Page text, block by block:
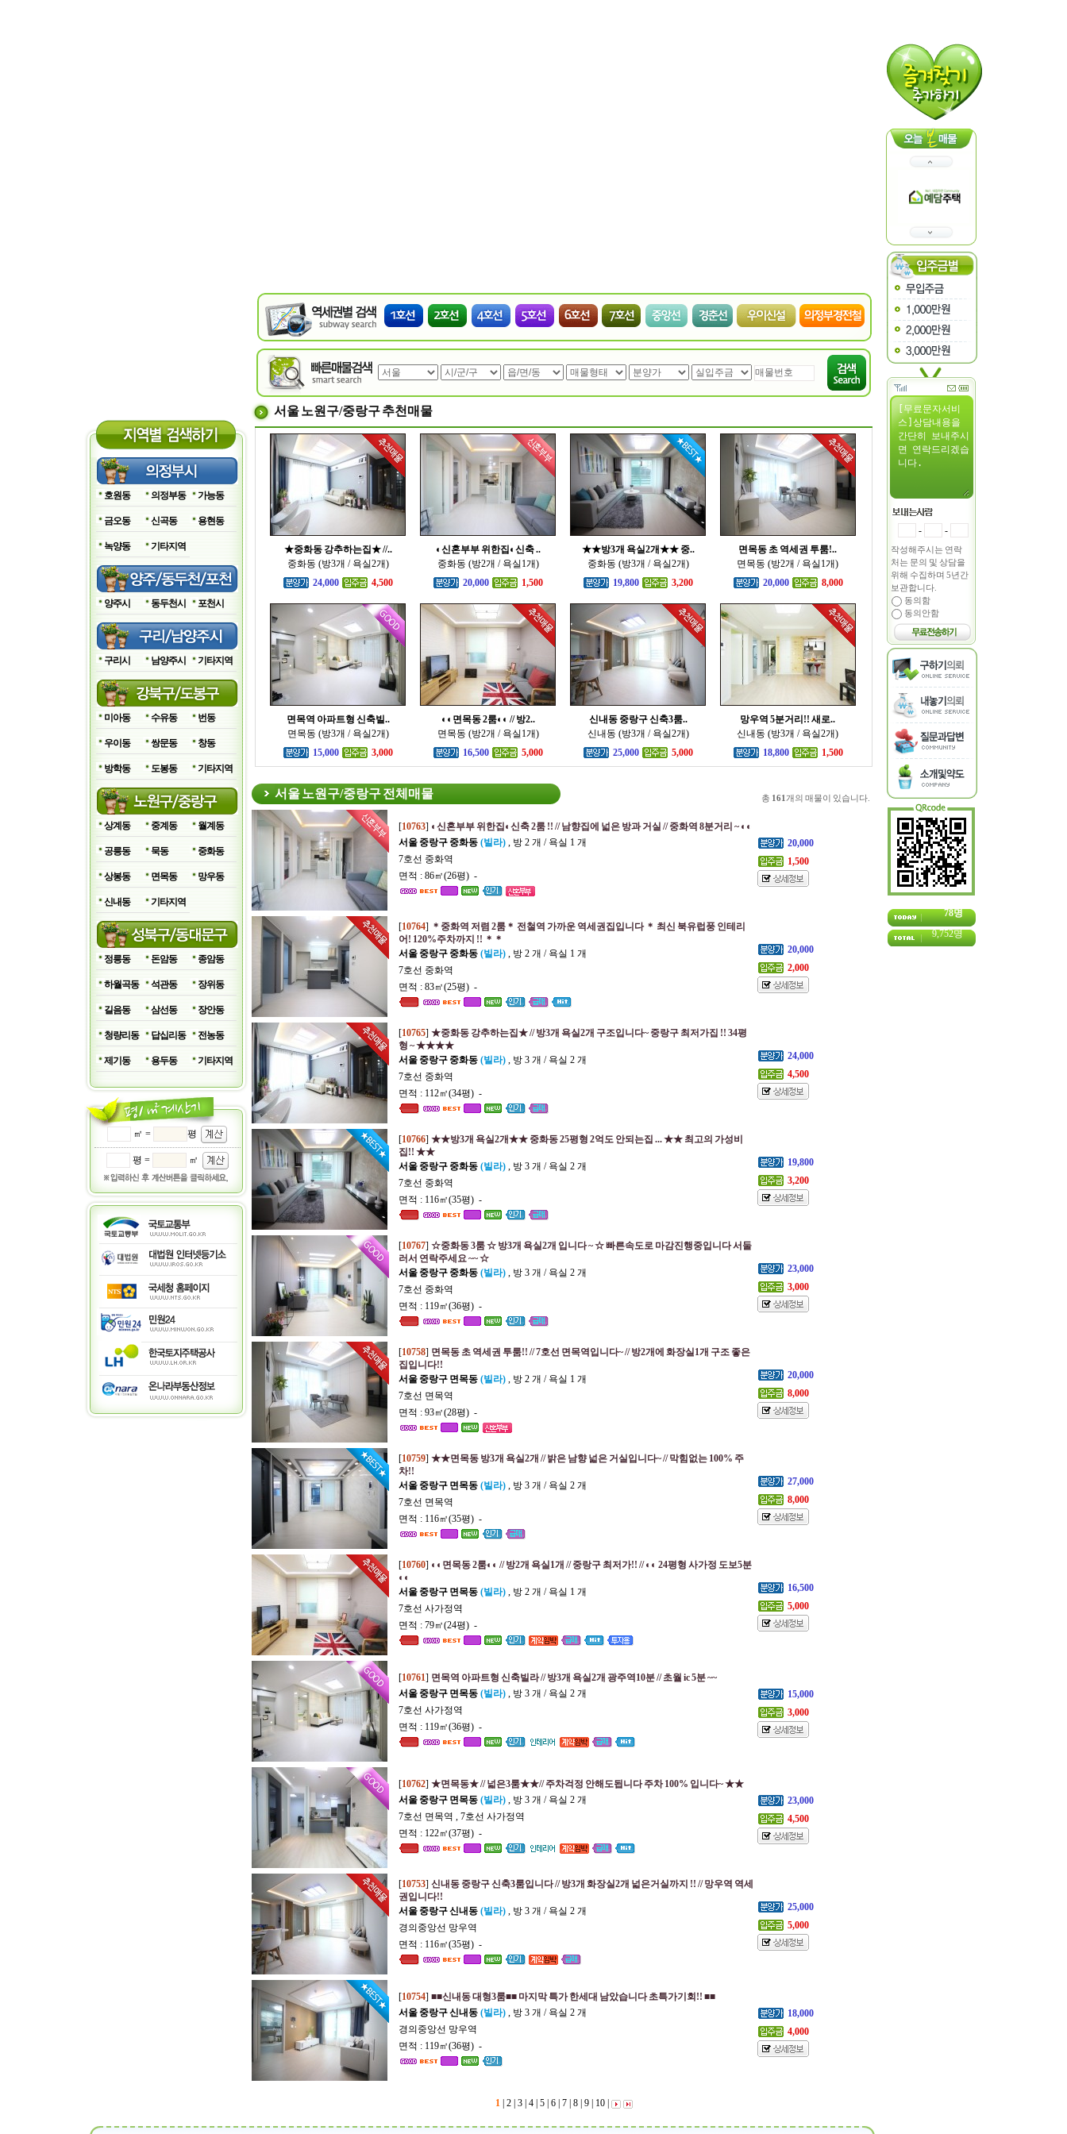
호원동 의정부동 가능동
금오동 신곡동 용현동
녹양동 기타지역
양주시 동두천시 포천시
구리시 남양주시 기타지역
미아동 수유동 번동
우이동 쌍문동 창동
방학동 도봉동 기타지역
상계동 중계동 월계동
공릉동 묵동 중화동
상봉동 면목동 망우동
신내동 기타지역
정릉동 돈암동 종암동
하월곡동 석관동 장위동
길음동 삼선동 장안동
청량리동 답십리동 전농동
제기동 용두동 기타지역
㎡ = 평
평 = ㎡
서울 노원구/중랑구 추천매물
★중화동 강추하는집★ //..
중화동 (방3개 / 욕실2개)
24,000
4,500
◐신혼부부 위한집◐신축 ..
중화동 (방2개 / 욕실1개)
20,000
1,500
★★방3개 욕실2개★★ 중..
중화동 (방3개 / 욕실2개)
19,800
3,200
면목동 초 역세권 투룸!..
면목동 (방2개 / 욕실1개)
20,000
8,000
면목역 아파트형 신축빌..
면목동 (방3개 / 욕실2개)
15,000
3,000
◐◐면목동 2룸◐◐ // 방2..
면목동 (방2개 / 욕실1개)
16,500
5,000
신내동 중랑구 신축3룸..
신내동 (방3개 / 욕실2개)
25,000
5,000
망우역 5분거리!! 새로..
신내동 (방3개 / 욕실2개)
18,800
1,500
서울 노원구/중랑구 전체매물 총 161 개의 매물이 있습니다.
[10763] ◐신혼부부 위한집◐신축 2룸 !! // 남향집에 넓은 방과 거실 // 중화역 8분거리 ~ ◐◐
서울 중랑구 중화동 (빌라) , 방 2 개 / 욕실 1 개
7호선 중화역
면적 : 86㎡(26평) -
20,000
1,500
[10764] ＊중화역 저렴 2룸＊ 전철역 가까운 역세권집입니다 ＊ 최신 북유럽풍 인테리
어! 120%주차까지 !! ＊＊
서울 중랑구 중화동 (빌라) , 방 2 개 / 욕실 1 개
7호선 중화역
면적 : 83㎡(25평) -
20,000
2,000
[10765] ★중화동 강추하는집★ // 방3개 욕실2개 구조입니다~ 중랑구 최저가집 !! 34평
형 ~ ★★★★
서울 중랑구 중화동 (빌라) , 방 3 개 / 욕실 2 개
7호선 중화역
면적 : 112㎡(34평) -
24,000
4,500
[10766] ★★방3개 욕실2개★★ 중화동 25평형 2억도 안되는집 ... ★★ 최고의 가성비
집!! ★★
서울 중랑구 중화동 (빌라) , 방 3 개 / 욕실 2 개
7호선 중화역
면적 : 116㎡(35평) -
19,800
3,200
[10767] ☆중화동 3룸 ☆ 방3개 욕실2개 입니다 ~ ☆ 빠른속도로 마감진행중입니다 서둘
러서 연락주세요 ~~ ☆
서울 중랑구 중화동 (빌라) , 방 3 개 / 욕실 2 개
7호선 중화역
면적 : 119㎡(36평) -
23,000
3,000
[10758] 면목동 초 역세권 투룸!! // 7호선 면목역입니다~ // 방2개에 화장실1개 구조 좋은
집입니다!!
서울 중랑구 면목동 (빌라) , 방 2 개 / 욕실 1 개
7호선 면목역
면적 : 93㎡(28평) -
20,000
8,000
[10759] ★★면목동 방3개 욕실2개 // 밝은 남향 넓은 거실입니다~ // 막힘없는 100% 주
차!!
서울 중랑구 면목동 (빌라) , 방 3 개 / 욕실 2 개
7호선 면목역
면적 : 116㎡(35평) -
27,000
8,000
[10760] ◐◐면목동 2룸◐◐ // 방2개 욕실1개 // 중랑구 최저가!! // ◐◐ 24평형 사가정 도보5분
◐◐
서울 중랑구 면목동 (빌라) , 방 2 개 / 욕실 1 개
7호선 사가정역
면적 : 79㎡(24평) -
16,500
5,000
[10761] 면목역 아파트형 신축빌라 // 방3개 욕실2개 광주역10분 // 초월 ic 5분 ~~
서울 중랑구 면목동 (빌라) , 방 3 개 / 욕실 2 개
7호선 사가정역
면적 : 119㎡(36평) -
15,000
3,000
[10762] ★면목동★ // 넓은3룸★★// 주차걱정 안해도됩니다 주차 100% 입니다~ ★★
서울 중랑구 면목동 (빌라) , 방 3 개 / 욕실 2 개
7호선 면목역 , 7호선 사가정역
면적 : 122㎡(37평) -
23,000
4,500
[10753] 신내동 중랑구 신축3룸입니다 // 방3개 화장실2개 넓은거실까지 !! // 망우역 역세
권입니다!!
서울 중랑구 신내동 (빌라) , 방 3 개 / 욕실 2 개
경의중앙선 망우역
면적 : 116㎡(35평) -
25,000
5,000
[10754] ■■신내동 대형3룸■■ 마지막 특가 한세대 남았습니다 초특가기회!! ■■
서울 중랑구 신내동 (빌라) , 방 3 개 / 욕실 2 개
경의중앙선 망우역
면적 : 119㎡(36평) -
18,000
4,000
1 2 3 4 5 6 7 8 9 10
- -
작성해주시는 연락
처는 문의 및 상담을
위해 수집하며 5년간
보관합니다.
동의함
동의안함
78명
9,752명